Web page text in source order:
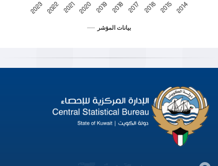
بيانات المؤشر
2023 2022 2021 2020 2019 2018 2017 2016 2015 2014